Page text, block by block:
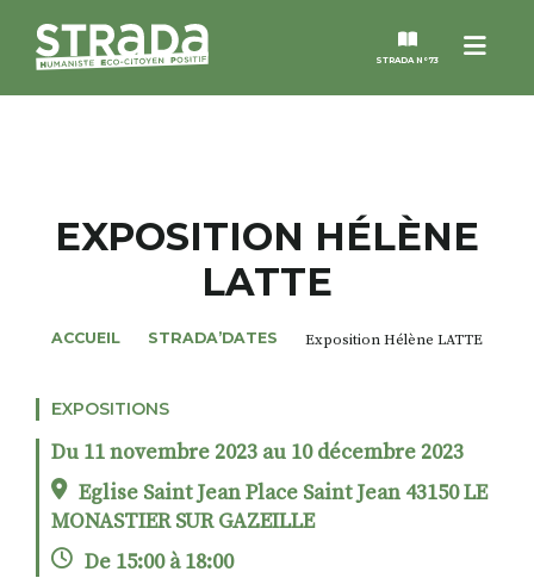
Menu
STRADA N°73
MAGAZINES
ROSÉE DE MAI
EXPOSITION HÉLÈNE
LATTE
ACCUEIL STRADA’DATES Exposition Hélène LATTE
EXPOSITIONS
Du 11 novembre 2023 au 10 décembre 2023
Eglise Saint Jean Place Saint Jean 43150 LE
MONASTIER SUR GAZEILLE
De 15:00 à 18:00